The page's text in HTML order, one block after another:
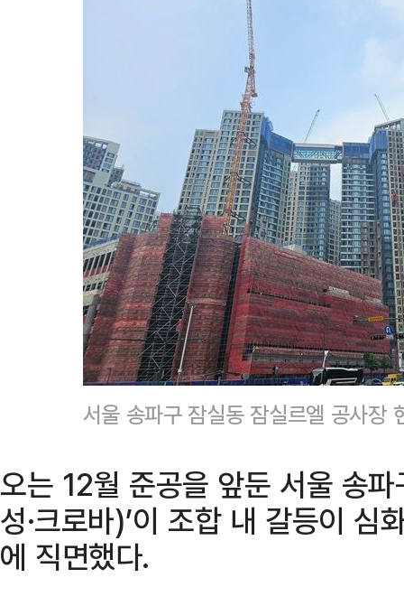
서울 송파구 잠실동 잠실르엘 공사
오는 12월 준공을 앞둔 서울 송
성·크로바)’이 조합 내 갈등이 심
에 직면했다.